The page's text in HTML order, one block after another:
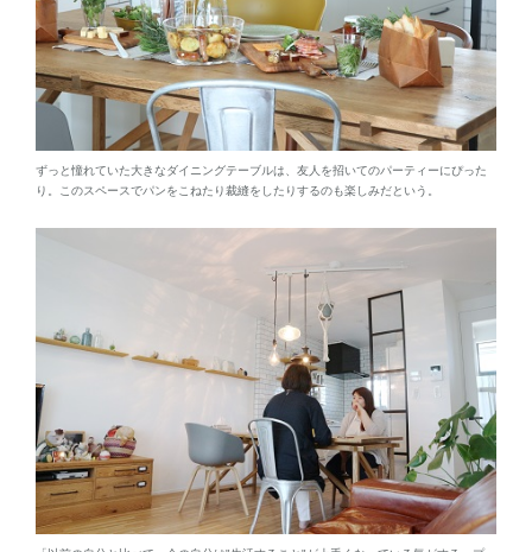
ずっと憧れていた大きなダイニングテーブルは、友人を招いてのパーティーにぴった
り。このスペースでパンをこねたり裁縫をしたりするのも楽しみだという。